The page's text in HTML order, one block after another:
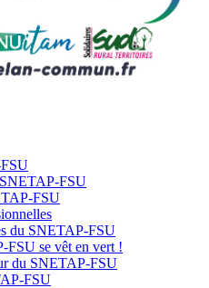
FSU
FSU
du SNETAP-FSU
se vêt en vert !
du SNETAP-FSU
FSU